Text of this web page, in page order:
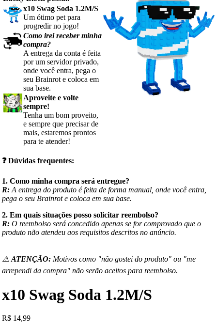
x10 Swag Soda 1.2M/S
Um ótimo pet para
progredir no jogo!
Como irei receber minha
compra?
A entrega da conta é feita
por um servidor privado,
onde você entra, pega o
seu Brainrot e coloca em
sua base.
Aproveite e volte
sempre!
Tenha um bom proveito,
e sempre que precisar de
mais, estaremos prontos
para te atender!
❓Dúvidas frequentes:
1. Como minha compra será entregue?
R: A entrega do produto é feita de forma manual, onde você entra,
pega o seu Brainrot e coloca em sua base.
2. Em quais situações posso solicitar reembolso?
R: O reembolso será concedido apenas se for comprovado que o
produto não atendeu aos requisitos descritos no anúncio.
⚠️ ATENÇÃO: Motivos como "não gostei do produto" ou "me
arrependi da compra" não serão aceitos para reembolso.
x10 Swag Soda 1.2M/S
R$ 14,99